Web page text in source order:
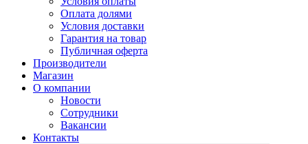
Оплата долями
Условия доставки
Гарантия на товар
Публичная оферта
Производители
Магазин
О компании
Новости
Сотрудники
Вакансии
Контакты